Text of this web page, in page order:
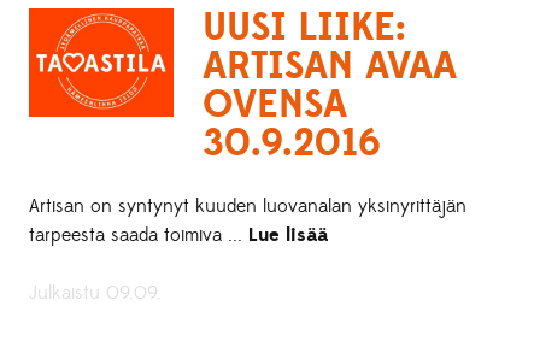
UUSI LIIKE:
ARTISAN AVAA
OVENSA
30.9.2016
Artisan on syntynyt kuuden luovanalan yksinyrittäjän
tarpeesta saada toimiva ... Lue lisää
Julkaistu 09.09.